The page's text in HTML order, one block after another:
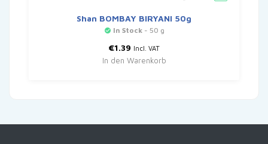
Shan BOMBAY BIRYANI 50g
In Stock- 50 g
€1.39 Incl. VAT
In den Warenkorb